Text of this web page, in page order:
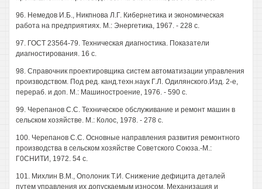
96. Немедов И.Б., Никпнова Л.Г. Кибернетика и экономическая
работа на предприятиях. М.: Энергетика, 1967. - 228 с.
97. ГОСТ 23564-79. Техническая диагностика. Показатели
диагностирования. 16 с.
98. Справочник проектировщика систем автоматизации управления
производством. Под ред. канд.техн.наук Г.Л. Одилянского.Изд. 2-е,
перераб. и доп. М.: Машиностроение, 1976. - 590 с.
99. Черепанов С.С. Техническое обслуживание и ремонт машин в
сельском хозяйстве. М.: Колос, 1978. - 278 с.
100. Черепанов С.С. Основные направления развития ремонтного
производства в сельском хозяйстве Советского Союза.-М.:
Г0СНИТИ, 1972. 54 с.
101. Михлин В.М., Ополоник Т.И. Снижение дефицита деталей
путем управления их допускаемым износом. Механизация и